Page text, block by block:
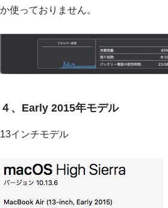
か使っておりません。
４、Early 2015年モデル
13インチモデル